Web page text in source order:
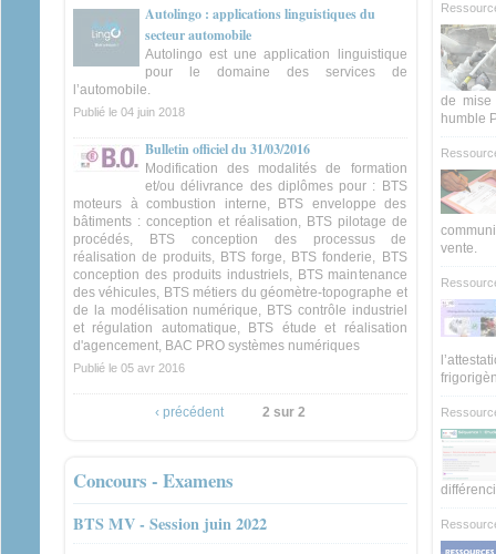
Autolingo : applications linguistiques du
secteur automobile
Autolingo est une application linguistique
pour le domaine des services de
l’automobile.
Publié le 04 juin 2018
Bulletin officiel du 31/03/2016
Modification des modalités de formation
et/ou délivrance des diplômes pour : BTS
moteurs à combustion interne, BTS enveloppe des
bâtiments : conception et réalisation, BTS pilotage de
procédés, BTS conception des processus de
réalisation de produits, BTS forge, BTS fonderie, BTS
conception des produits industriels, BTS maintenance
des véhicules, BTS métiers du géomètre-topographe et
de la modélisation numérique, BTS contrôle industriel
et régulation automatique, BTS étude et réalisation
d'agencement, BAC PRO systèmes numériques
Publié le 05 avr 2016
‹ précédent 2 sur 2
Concours - Examens
BTS MV - Session juin 2022
de
humble
vente.